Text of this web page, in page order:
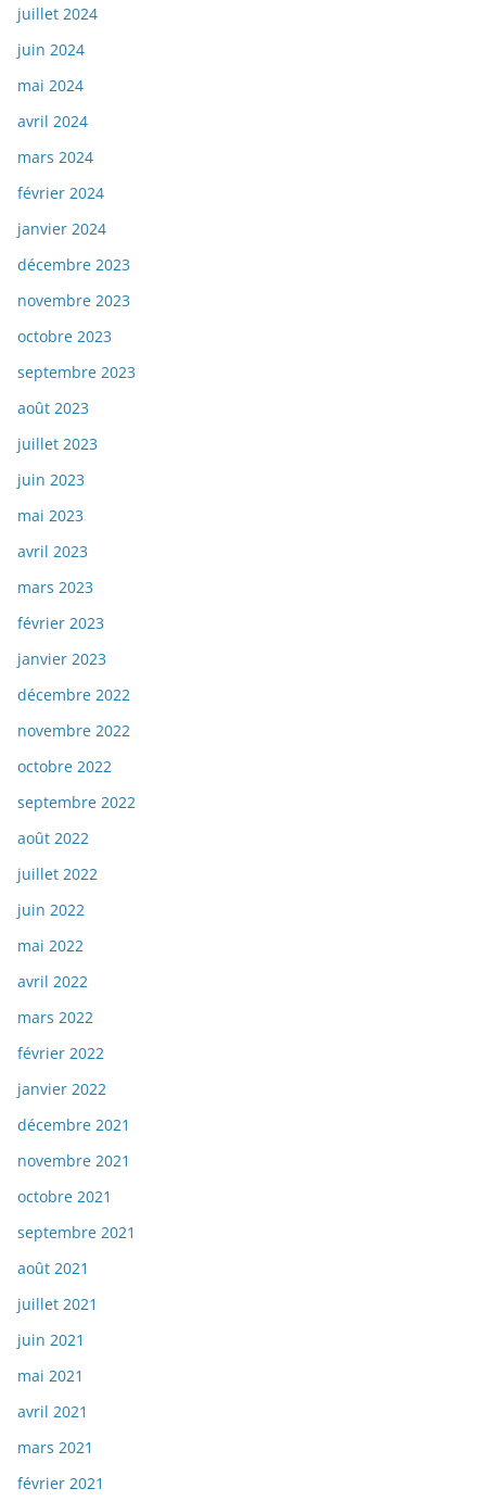
juillet 2024
juin 2024
mai 2024
avril 2024
mars 2024
février 2024
janvier 2024
décembre 2023
novembre 2023
octobre 2023
septembre 2023
août 2023
juillet 2023
juin 2023
mai 2023
avril 2023
mars 2023
février 2023
janvier 2023
décembre 2022
novembre 2022
octobre 2022
septembre 2022
août 2022
juillet 2022
juin 2022
mai 2022
avril 2022
mars 2022
février 2022
janvier 2022
décembre 2021
novembre 2021
octobre 2021
septembre 2021
août 2021
juillet 2021
juin 2021
mai 2021
avril 2021
mars 2021
février 2021